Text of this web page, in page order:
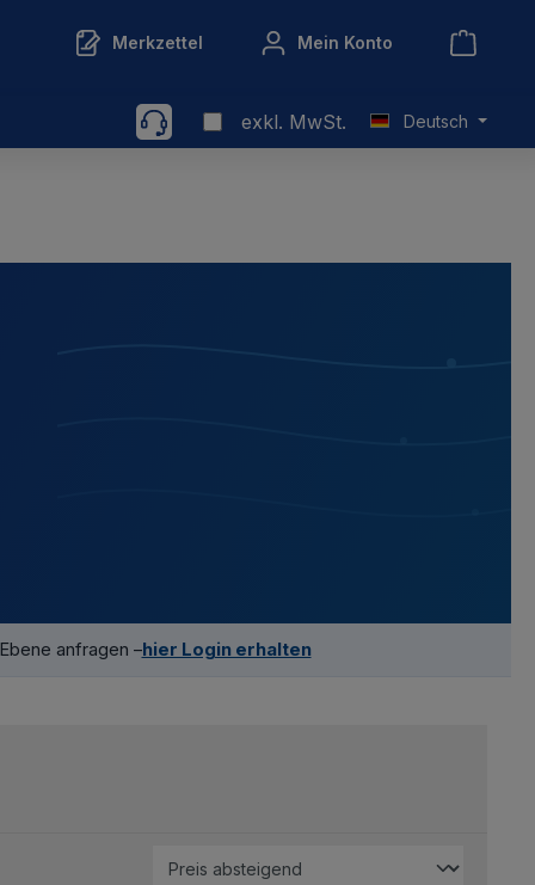
Merkzettel Mein Konto
exkl. MwSt. Deutsch
anfragen –hier Login erhalten